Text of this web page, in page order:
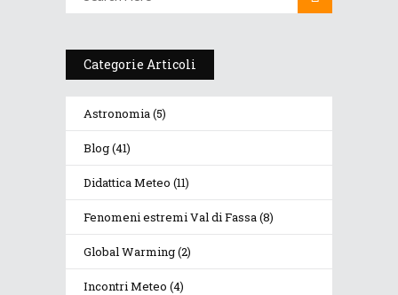
Categorie Articoli
Astronomia(5)
Blog(41)
Didattica Meteo (11)
Fenomeni estremi Val di Fassa(8)
Global Warming(2)
Incontri Meteo (4)